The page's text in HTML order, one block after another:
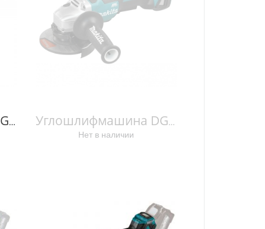
Углошлифмашина DGA504Z аккумуляторная (18V / без АКБ и ЗУ / Коробка), MAKITA, арт: DGA504Z DGA504Z DGA504Z Углошлифмашина DGA508Z аккумуляторная (18V / без АКБ и ЗУ / Клавиша / Коробка), MAKITA, Makita, арт: DGA508Z DGA508Z DGA508Z
Нет в наличии